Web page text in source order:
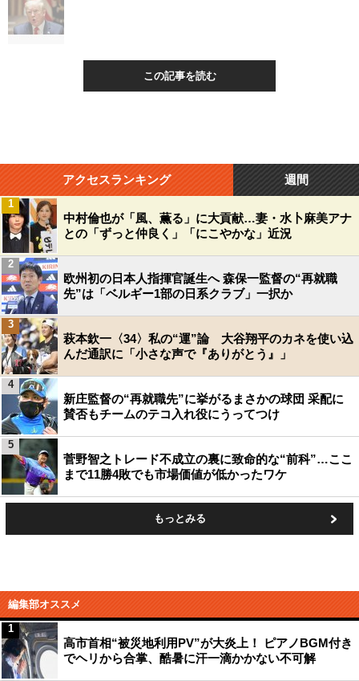
この記事を読む
アクセスランキング 週間
中村倫也が「風、薫る」に大貢献…妻・水卜麻美アナ
との「ずっと仲良く」「にこやかな」近況
1
欧州初の日本人指揮官誕生へ 森保一監督の“再就職
先”は「ベルギー1部の日系クラブ」一択か
2
萩本欽一〈34〉私の“運”論 大谷翔平のカネを使い込
んだ通訳に「小さな声で『ありがとう』」
3
新庄監督の“再就職先”に挙がるまさかの球団 采配に
賛否もチームのテコ入れ役にうってつけ
4
菅野智之トレード不成立の裏に致命的な“前科”…ここ
まで11勝4敗でも市場価値が低かったワケ
5
もっとみる
編集部オススメ
高市首相“被災地利用PV”が大炎上！ ピアノBGM付き
でヘリから合掌、酷暑に汗一滴かかない不可解
1